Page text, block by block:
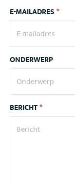
E-MAILADRES*
ONDERWERP
BERICHT*